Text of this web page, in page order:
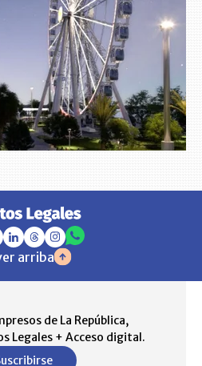
arriba
de La República,
Legales + Acceso digital.